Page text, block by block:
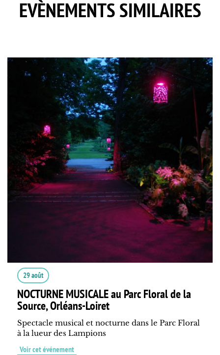
EVÈNEMENTS SIMILAIRES
29 août
NOCTURNE MUSICALE au Parc Floral de la
Source, Orléans-Loiret
Spectacle musical et nocturne dans le Parc Floral
à la lueur des Lampions
Voir cet événement